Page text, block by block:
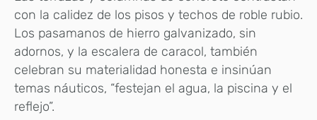
con la calidez de los pisos y techos de roble rubio.
Los pasamanos de hierro galvanizado, sin
adornos, y la escalera de caracol, también
celebran su materialidad honesta e insinúan
temas náuticos, “festejan el agua, la piscina y el
reflejo”.